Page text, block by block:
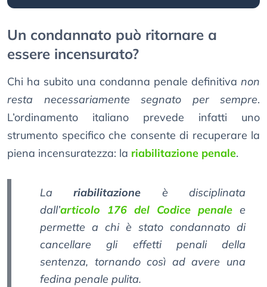
Un condannato può ritornare a
essere incensurato?
Chi ha subito una condanna penale definitiva non
resta necessariamente segnato per sempre.
L’ordinamento italiano prevede infatti uno
strumento specifico che consente di recuperare la
piena incensuratezza: la riabilitazione penale.
Lariabilitazione è disciplinata
dall’articolo 176 del Codice penale e
permette a chi è stato condannato di
cancellare gli effetti penali della
sentenza, tornando così ad avere una
fedina penale pulita.